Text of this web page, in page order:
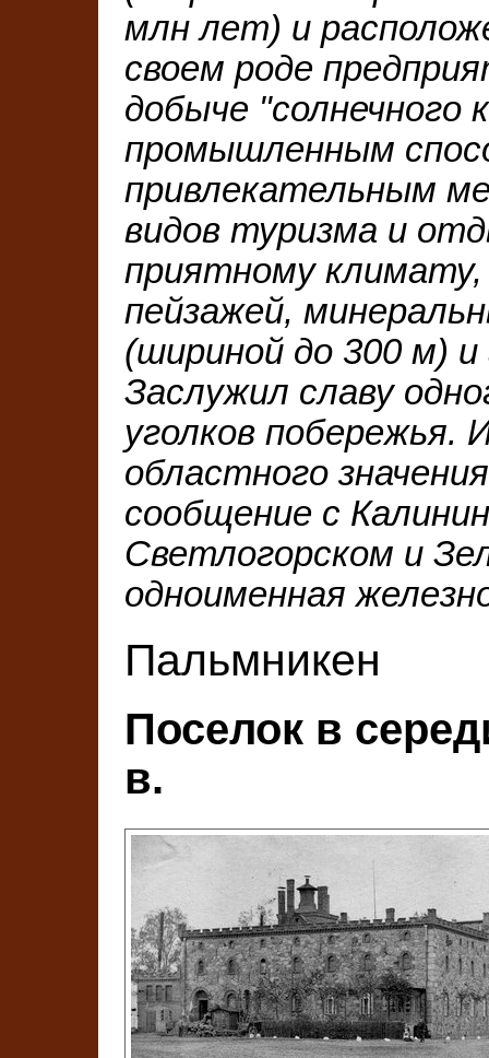
млн лет) и
своем роде
добыче
промышленным
привлекательным
видов туризма и
приятному
пейзажей,
(шириной до 300 м) и
Заслужил славу
уголков побережья.
областного
сообщение с
Светлогорском и
одноименная
Пальмникен
Поселок в
в.